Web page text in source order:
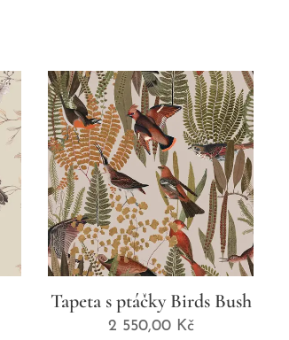
Tapeta s ptáčky Birds Bush
2 550,00Kč